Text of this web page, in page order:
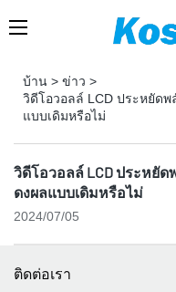
บ้าน > ข่าว >
วิดีโอวอลล์ LCD ประหยัดพ
แบบเดิมหรือไม่
วิดีโอวอลล์ LCD ประหยั
ดงผลแบบเดิมหรือไม่
2024/07/05
ติดต่อเรา